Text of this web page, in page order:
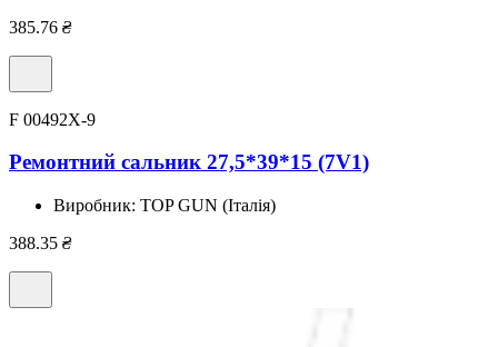
385.76 ₴
F 00492X-9
Ремонтний сальник 27,5*39*15 (7V1)
Виробник: TOP GUN (Італія)
388.35 ₴